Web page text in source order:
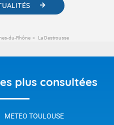
du-Rhône La Destrousse
plus consultées
METEO TOULOUSE